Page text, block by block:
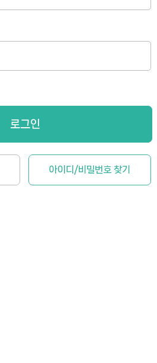
로그인
아이디/비밀번호 찾기